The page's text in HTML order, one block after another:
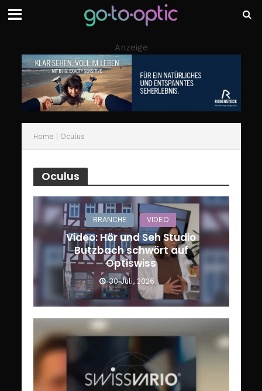
Anzeige
Home | Oculus
Oculus
BRANCHE VIDEO
Video: Hör und Seh Studio
Butzbach schwört auf
Optiswiss
30 Juli, 2026